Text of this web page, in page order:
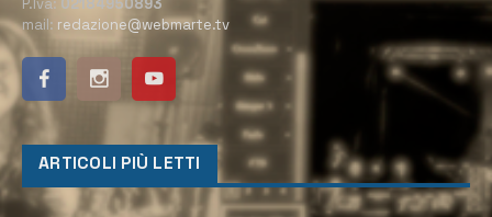
mail: redazione@webmarte.tv
ARTICOLI PIÙ LETTI